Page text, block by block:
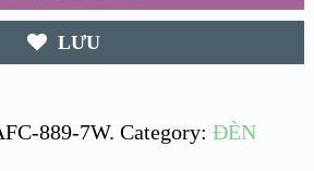
LƯU
889-7W. Category: ĐÈN